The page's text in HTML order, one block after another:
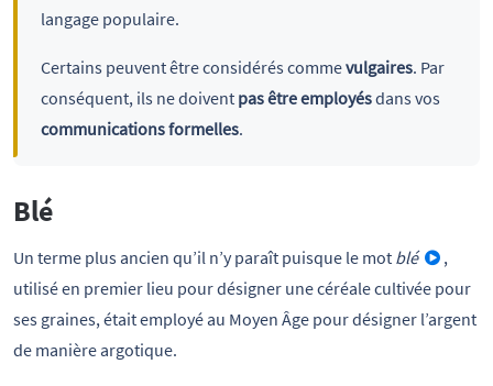
langage populaire.
Certains peuvent être considérés commevulgaires. Par
conséquent, ils ne doivent pas être employésdans vos
communications formelles.
Blé
Un terme plus ancien qu’il n’y paraît puisque le mot blé
,
utilisé en premier lieu pour désigner une céréale cultivée pour
ses graines, était employé au Moyen Âge pour désigner l’argent
de manière argotique.